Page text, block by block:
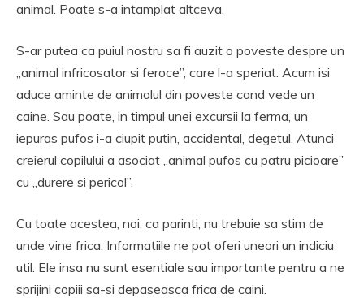
animal. Poate s-a intamplat altceva.
S-ar putea ca puiul nostru sa fi auzit o poveste despre un
„animal infricosator si feroce”, care l-a speriat. Acum isi
aduce aminte de animalul din poveste cand vede un
caine. Sau poate, in timpul unei excursii la ferma, un
iepuras pufos i-a ciupit putin, accidental, degetul. Atunci
creierul copilului a asociat „animal pufos cu patru picioare”
cu „durere si pericol”.
Cu toate acestea, noi, ca parinti, nu trebuie sa stim de
unde vine frica. Informatiile ne pot oferi uneori un indiciu
util. Ele insa nu sunt esentiale sau importante pentru a ne
sprijini copiii sa-si depaseasca frica de caini.